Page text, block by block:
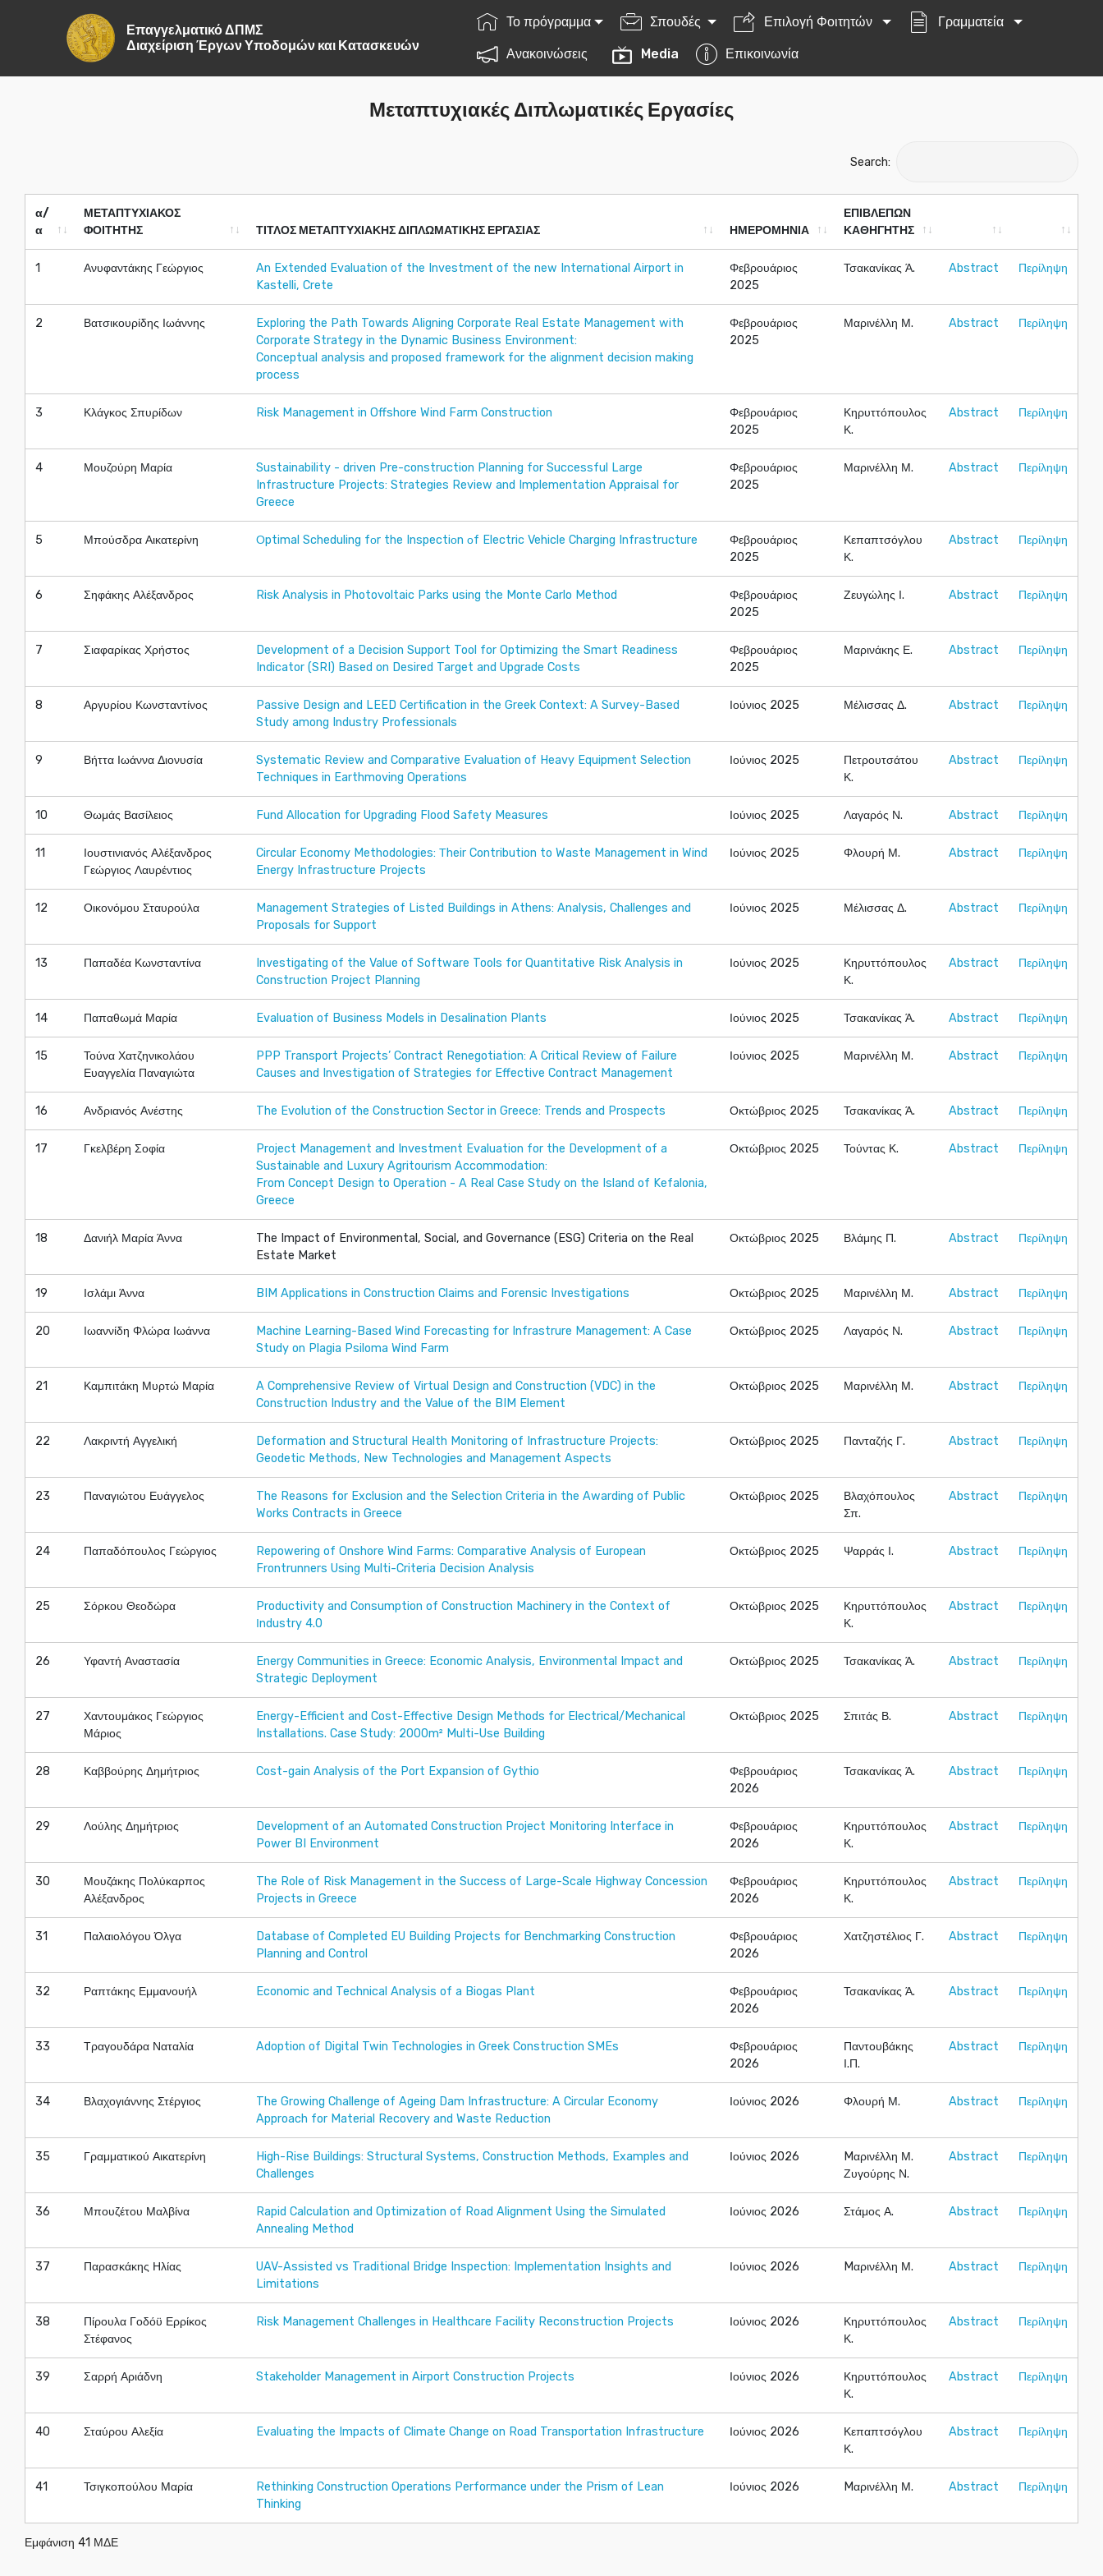
Επαγγελματικό ΔΠΜΣ
Διαχείριση Έργων Υποδομών και Κατασκευών
Το πρόγραμμα Σπουδές Επιλογή Φοιτητών Γραμματεία
Ανακοινώσεις Media Επικοινωνία
Μεταπτυχιακές Διπλωματικές Εργασίες
Search:
α/
α
ΜΕΤΑΠΤΥΧΙΑΚΟΣ
ΦΟΙΤΗΤΗΣ
ΤΙΤΛΟΣ ΜΕΤΑΠΤΥΧΙΑΚΗΣ ΔΙΠΛΩΜΑΤΙΚΗΣ ΕΡΓΑΣΙΑΣ ΗΜΕΡΟΜΗΝΙΑ
ΕΠΙΒΛΕΠΩΝ
ΚΑΘΗΓΗΤΗΣ
α
ΦΟΙΤΗΤΗΣ
ΚΑΘΗΓΗΤΗΣ
1 Ανυφαντάκης Γεώργιος
An Extended Evaluation of the Investment of the new International Airport in
Kastelli, Crete
Φεβρουάριος
2025
Τσακανίκας Ά. Abstract Περίληψη
2 Βατσικουρίδης Ιωάννης
Exploring the Path Towards Aligning Corporate Real Estate Management with
Corporate Strategy in the Dynamic Business Environment:
Conceptual analysis and proposed framework for the alignment decision making
process
Φεβρουάριος
2025
Μαρινέλλη Μ. Abstract Περίληψη
3 Κλάγκος Σπυρίδων Risk Management in Offshore Wind Farm Construction
Φεβρουάριος
2025
Κηρυττόπουλος
Κ.
Abstract Περίληψη
4 Μουζούρη Μαρία
Sustainability - driven Pre-construction Planning for Successful Large
Infrastructure Projects: Strategies Review and Implementation Appraisal for
Greece
Φεβρουάριος
2025
Μαρινέλλη Μ. Abstract Περίληψη
5 Μπούσδρα Αικατερίνη Οptimal Scheduling fοr the Inspectiοn οf Electric Vehicle Charging Infrastructure
Φεβρουάριος
2025
Κεπαπτσόγλου
Κ.
Abstract Περίληψη
6 Σηφάκης Αλέξανδρος Risk Analysis in Photovoltaic Parks using the Monte Carlo Method
Φεβρουάριος
2025
Ζευγώλης Ι. Abstract Περίληψη
7 Σιαφαρίκας Χρήστος
Development of a Decision Support Tool for Optimizing the Smart Readiness
Indicator (SRI) Based on Desired Target and Upgrade Costs
Φεβρουάριος
2025
Μαρινάκης Ε. Abstract Περίληψη
8 Αργυρίου Κωνσταντίνος
Passive Design and LEED Certification in the Greek Context: A Survey-Based
Study among Industry Professionals
Ιούνιος 2025 Μέλισσας Δ. Abstract Περίληψη
9 Βήττα Ιωάννα Διονυσία
Systematic Review and Comparative Evaluation of Heavy Equipment Selection
Techniques in Earthmoving Operations
Ιούνιος 2025
Πετρουτσάτου
Κ.
Abstract Περίληψη
10 Θωμάς Βασίλειος Fund Allocation for Upgrading Flood Safety Measures Ιούνιος 2025 Λαγαρός Ν. Abstract Περίληψη
11
Ιουστινιανός Αλέξανδρος
Γεώργιος Λαυρέντιος
Circular Economy Methodologies: Τheir Contribution to Waste Management in Wind
Energy Infrastructure Projects
Ιούνιος 2025 Φλουρή Μ. Abstract Περίληψη
12 Οικονόμου Σταυρούλα
Management Strategies of Listed Buildings in Athens: Analysis, Challenges and
Proposals for Support
Ιούνιος 2025 Μέλισσας Δ. Abstract Περίληψη
13 Παπαδέα Κωνσταντίνα
Investigating of the Value of Software Tools for Quantitative Risk Analysis in
Construction Project Planning
Ιούνιος 2025
Κηρυττόπουλος
Κ.
Abstract Περίληψη
14 Παπαθωμά Μαρία Evaluation of Business Models in Desalination Plants Ιούνιος 2025 Τσακανίκας Ά. Abstract Περίληψη
15
Τούνα Χατζηνικολάου
Ευαγγελία Παναγιώτα
PPP Transport Projects’ Contract Renegotiation: A Critical Review of Failure
Causes and Investigation of Strategies for Effective Contract Management
Ιούνιος 2025 Μαρινέλλη Μ. Abstract Περίληψη
16 Ανδριανός Ανέστης The Evolution of the Construction Sector in Greece: Trends and Prospects Οκτώβριος 2025 Τσακανίκας Ά. Abstract Περίληψη
17 Γκελβέρη Σοφία
Project Management and Investment Evaluation for the Development of a
Sustainable and Luxury Agritourism Accommodation:
From Concept Design to Operation - A Real Case Study on the Island of Kefalonia,
Greece
Οκτώβριος 2025 Τούντας Κ. Abstract Περίληψη
18 Δανιήλ Μαρία Άννα
The Impact of Environmental, Social, and Governance (ESG) Criteria on the Real
Estate Market
Οκτώβριος 2025 Βλάμης Π. Abstract Περίληψη
19 Ισλάμι Άννα BIM Applications in Construction Claims and Forensic Investigations Οκτώβριος 2025 Μαρινέλλη Μ. Abstract Περίληψη
20 Ιωαννίδη Φλώρα Ιωάννα
Machine Learning-Based Wind Forecasting for Infrastrure Management: A Case
Study on Plagia Psiloma Wind Farm
Οκτώβριος 2025 Λαγαρός Ν. Abstract Περίληψη
21 Καμπιτάκη Μυρτώ Μαρία
A Comprehensive Review of Virtual Design and Construction (VDC) in the
Construction Industry and the Value of the BIM Element
Οκτώβριος 2025 Μαρινέλλη Μ. Abstract Περίληψη
22 Λακριντή Αγγελική
Deformation and Structural Health Monitoring of Infrastructure Projects:
Geodetic Methods, New Technologies and Management Aspects
Οκτώβριος 2025 Πανταζής Γ. Abstract Περίληψη
23 Παναγιώτου Ευάγγελος
The Reasons for Exclusion and the Selection Criteria in the Awarding of Public
Works Contracts in Greece
Οκτώβριος 2025
Βλαχόπουλος
Σπ.
Abstract Περίληψη
24 Παπαδόπουλος Γεώργιος
Repowering of Onshore Wind Farms: Comparative Analysis of European
Frontrunners Using Multi-Criteria Decision Analysis
Οκτώβριος 2025 Ψαρράς Ι. Abstract Περίληψη
25 Σόρκου Θεοδώρα
Productivity and Consumption of Construction Machinery in the Context of
Ιndustry 4.0
Οκτώβριος 2025
Κηρυττόπουλος
Κ.
Abstract Περίληψη
26 Υφαντή Αναστασία
Energy Communities in Greece: Economic Analysis, Environmental Impact and
Strategic Deployment
Οκτώβριος 2025 Τσακανίκας Ά. Abstract Περίληψη
27
Χαντουμάκος Γεώργιος
Μάριος
Energy-Efficient and Cost-Effective Design Methods for Electrical/Mechanical
Installations. Case Study: 2000m² Multi-Use Building
Οκτώβριος 2025 Σπιτάς Β. Abstract Περίληψη
28 Καββούρης Δημήτριος Cost-gain Analysis of the Port Expansion of Gythio
Φεβρουάριος
2026
Τσακανίκας Ά. Abstract Περίληψη
29 Λούλης Δημήτριος
Development of an Automated Construction Project Monitoring Interface in
Power BI Environment
Φεβρουάριος
2026
Κηρυττόπουλος
Κ.
Abstract Περίληψη
30
Μουζάκης Πολύκαρπος
Αλέξανδρος
The Role of Risk Management in the Success of Large-Scale Highway Concession
Projects in Greece
Φεβρουάριος
2026
Κηρυττόπουλος
Κ.
Abstract Περίληψη
31 Παλαιολόγου Όλγα
Database of Completed EU Building Projects for Benchmarking Construction
Planning and Control
Φεβρουάριος
2026
Χατζηστέλιος Γ. Abstract Περίληψη
32 Ραπτάκης Εμμανουήλ Economic and Technical Analysis of a Biogas Plant
Φεβρουάριος
2026
Τσακανίκας Ά. Abstract Περίληψη
33 Τραγουδάρα Ναταλία Adoption of Digital Twin Technologies in Greek Construction SMEs
Φεβρουάριος
2026
Παντουβάκης
Ι.Π.
Abstract Περίληψη
34 Βλαχογιάννης Στέργιος
The Growing Challenge of Ageing Dam Infrastructure: A Circular Economy
Approach for Material Recovery and Waste Reduction
Ιούνιος 2026 Φλουρή Μ. Abstract Περίληψη
35 Γραμματικού Αικατερίνη
High-Rise Buildings: Structural Systems, Construction Methods, Examples and
Challenges
Ιούνιος 2026
Mαρινέλλη Μ.
Ζυγούρης Ν.
Abstract Περίληψη
36 Μπουζέτου Μαλβίνα
Rapid Calculation and Optimization of Road Alignment Using the Simulated
Annealing Method
Ιούνιος 2026 Στάμος Α. Abstract Περίληψη
37 Παρασκάκης Ηλίας
UAV-Assisted vs Traditional Bridge Inspection: Implementation Insights and
Limitations
Ιούνιος 2026 Mαρινέλλη Μ. Abstract Περίληψη
38
Πίρουλα Γοδόϋ Ερρίκος
Στέφανος
Risk Management Challenges in Healthcare Facility Reconstruction Projects Ιούνιος 2026
Κηρυττόπουλος
Κ.
Abstract Περίληψη
39 Σαρρή Αριάδνη Stakeholder Management in Airport Construction Projects Ιούνιος 2026
Κηρυττόπουλος
Κ.
Abstract Περίληψη
40 Σταύρου Αλεξία Evaluating the Impacts of Climate Change on Road Transportation Infrastructure Ιούνιος 2026
Κεπαπτσόγλου
Κ.
Abstract Περίληψη
41 Τσιγκοπούλου Μαρία
Rethinking Construction Operations Performance under the Prism of Lean
Thinking
Ιούνιος 2026 Mαρινέλλη Μ. Abstract Περίληψη
Εμφάνιση 41 ΜΔΕ